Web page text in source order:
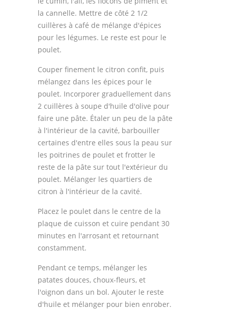
la cannelle. Mettre de côté 2 1/2
cuillères à café de mélange d'épices
pour les légumes. Le reste est pour le
poulet.
Couper finement le citron confit, puis
mélangez dans les épices pour le
poulet. Incorporer graduellement dans
2 cuillères à soupe d'huile d'olive pour
faire une pâte. Étaler un peu de la pâte
à l'intérieur de la cavité, barbouiller
certaines d'entre elles sous la peau sur
les poitrines de poulet et frotter le
reste de la pâte sur tout l'extérieur du
poulet. Mélanger les quartiers de
citron à l'intérieur de la cavité.
Placez le poulet dans le centre de la
plaque de cuisson et cuire pendant 30
minutes en l'arrosant et retournant
constamment.
Pendant ce temps, mélanger les
patates douces, choux-fleurs, et
l'oignon dans un bol. Ajouter le reste
d'huile et mélanger pour bien enrober.